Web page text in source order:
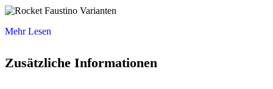
Mehr Lesen
Zusätzliche Informationen